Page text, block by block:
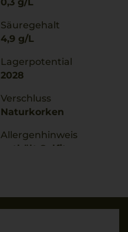
Säuregehalt
4,9 g/L
Lagerpotential
2028
Verschluss
Naturkorken
Allergenhinweis
enthält Sulfite
Margreid an der
Weinstrasse, Italien